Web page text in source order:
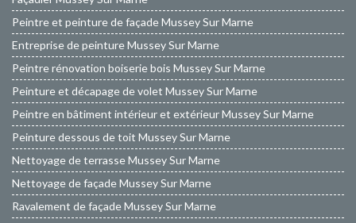
Peintre et peinture de façade Mussey Sur Marne
Entreprise de peinture Mussey Sur Marne
Peintre rénovation boiserie bois Mussey Sur Marne
Peinture et décapage de volet Mussey Sur Marne
Peintre en bâtiment intérieur et extérieur Mussey Sur Marne
Peinture dessous de toit Mussey Sur Marne
Nettoyage de terrasse Mussey Sur Marne
Nettoyage de façade Mussey Sur Marne
Ravalement de façade Mussey Sur Marne